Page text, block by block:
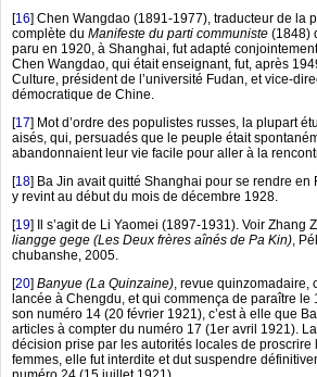
[16] Chen Wangdao (1891-1977), traducteur de la
complète du Manifeste du parti communiste (1848)
paru en 1920, à Shanghai, fut adapté
Chen Wangdao, qui était enseignant, fut, après
Culture, président de l’université Fudan, et vice-
démocratique de Chine.
[17] Mot d’ordre des populistes russes, la plupart
aisés, qui, persuadés que le peuple était
abandonnaient leur vie facile pour aller à la
[18] Ba Jin avait quitté Shanghai pour se rendre en
y revint au début du mois de décembre 1928.
[19] Il s’agit de Li Yaomei (1897-1931). Voir Zhang
liangge gege (Les Deux frères aînés de Pa Kin),
chubanshe, 2005.
[20] Banyue (La Quinzaine), revue quinzomadaire,
lancée à Chengdu, et qui commença de paraître le
son numéro 14 (20 février 1921), c’est à elle que
articles à compter du numéro 17 (1er avril 1921).
décision prise par les autorités locales de proscrire
femmes, elle fut interdite et dut suspendre